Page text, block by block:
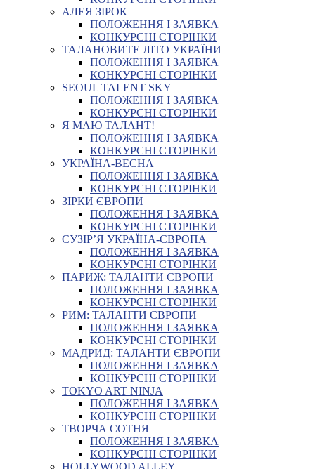
АЛЕЯ ЗІРОК
ПОЛОЖЕННЯ І ЗАЯВКА
КОНКУРСНІ СТОРІНКИ
ТАЛАНОВИТЕ ЛІТО УКРАЇНИ
ПОЛОЖЕННЯ І ЗАЯВКА
КОНКУРСНІ СТОРІНКИ
SEOUL TALENT SKY
ПОЛОЖЕННЯ І ЗАЯВКА
КОНКУРСНІ СТОРІНКИ
Я МАЮ ТАЛАНТ!
ПОЛОЖЕННЯ І ЗАЯВКА
КОНКУРСНІ СТОРІНКИ
УКРАЇНА-ВЕСНА
ПОЛОЖЕННЯ І ЗАЯВКА
КОНКУРСНІ СТОРІНКИ
ЗІРКИ ЄВРОПИ
ПОЛОЖЕННЯ І ЗАЯВКА
КОНКУРСНІ СТОРІНКИ
СУЗІР’Я УКРАЇНА-ЄВРОПА
ПОЛОЖЕННЯ І ЗАЯВКА
КОНКУРСНІ СТОРІНКИ
ПАРИЖ: ТАЛАНТИ ЄВРОПИ
ПОЛОЖЕННЯ І ЗАЯВКА
КОНКУРСНІ СТОРІНКИ
РИМ: ТАЛАНТИ ЄВРОПИ
ПОЛОЖЕННЯ І ЗАЯВКА
КОНКУРСНІ СТОРІНКИ
МАДРИД: ТАЛАНТИ ЄВРОПИ
ПОЛОЖЕННЯ І ЗАЯВКА
КОНКУРСНІ СТОРІНКИ
TOKYO ART NINJA
ПОЛОЖЕННЯ І ЗАЯВКА
КОНКУРСНІ СТОРІНКИ
ТВОРЧА СОТНЯ
ПОЛОЖЕННЯ І ЗАЯВКА
КОНКУРСНІ СТОРІНКИ
HOLLYWOOD ALLEY